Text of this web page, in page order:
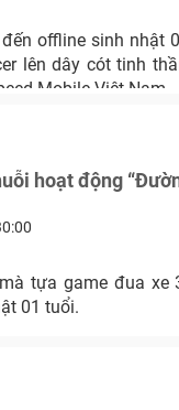
offline sinh nhật
lên dây cót tinh
Mobile Việt Nam.
hoạt động
tựa game đua xe
01 tuổi.